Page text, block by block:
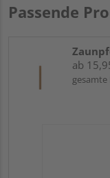
Passende
ab